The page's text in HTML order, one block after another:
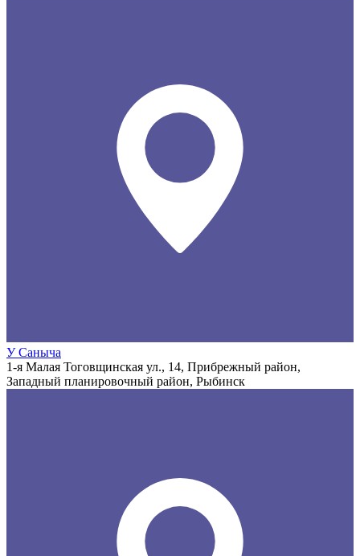
У Саныча
1-я Малая Тоговщинская ул., 14, Прибрежный район,
Западный планировочный район, Рыбинск